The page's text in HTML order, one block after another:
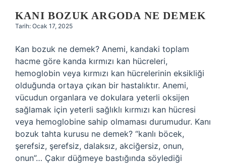
KANI BOZUK ARGODA NE DEMEK
Tarih: Ocak 17, 2025
Kan bozuk ne demek? Anemi, kandaki toplam
hacme göre kanda kırmızı kan hücreleri,
hemoglobin veya kırmızı kan hücrelerinin eksikliği
olduğunda ortaya çıkan bir hastalıktır. Anemi,
vücudun organlara ve dokulara yeterli oksijen
sağlamak için yeterli sağlıklı kırmızı kan hücresi
veya hemoglobine sahip olmaması durumudur. Kanı
bozuk tahta kurusu ne demek? “kanlı böcek,
şerefsiz, şerefsiz, dalaksız, akciğersiz, onun,
onun”… Çakır düğmeye bastığında söylediği